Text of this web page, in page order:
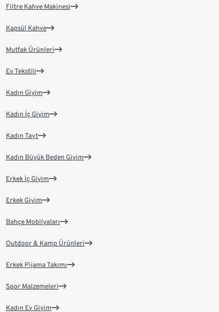
Filtre Kahve Makinesi
Kapsül Kahve
Mutfak Ürünleri
Ev Tekstili
Kadın Giyim
Kadın İç Giyim
Kadın Tayt
Kadın Büyük Beden Giyim
Erkek İç Giyim
Erkek Giyim
Bahçe Mobilyaları
Outdoor & Kamp Ürünleri
Erkek Pijama Takımı
Spor Malzemeleri
Kadın Ev Giyim